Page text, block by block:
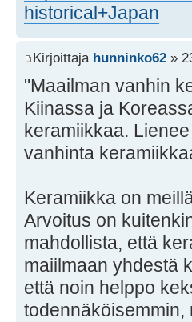
historical+Japan
Kirjoittaja hunninko62 »
"Maailman vanhin
Kiinassa ja
keramiikkaa.
vanhinta
Keramiikka on
Arvoitus on
mahdollista, että
maiilmaan yhdestä
että noin helppo
todennäköisemmin,